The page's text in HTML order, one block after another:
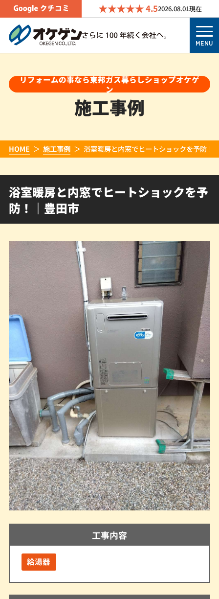
4.52026.08.01現在
MENU
リフォームの事なら東邦ガス暮らしショップオケゲ
ン
施工事例
HOME 施工事例 浴室暖房と内窓でヒートショックを予防！
浴室暖房と内窓でヒートショックを予
防！｜豊田市
工事内容
給湯器